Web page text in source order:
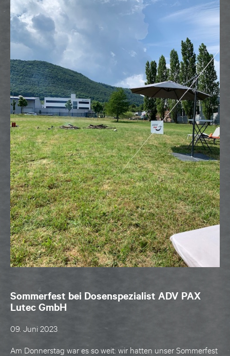
Sommerfest bei Dosenspezialist ADV PAX
Lutec GmbH
09. Juni 2023
Am Donnerstag war es so weit: wir hatten unser Sommerfest